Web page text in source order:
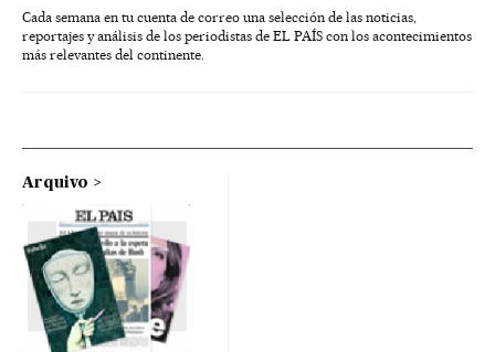
Cada semana en tu cuenta de correo una selección de las noticias,
reportajes y análisis de los periodistas de EL PAÍS con los acontecimientos
más relevantes del continente.
Arquivo